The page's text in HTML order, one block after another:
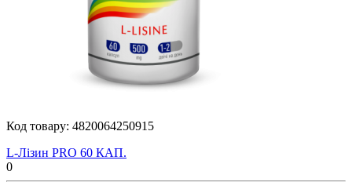
Код товару: 4820064250915
L-Лізин PRO 60 КАП.
0